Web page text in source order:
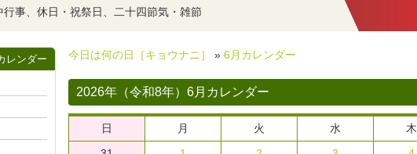
事、休日・祝祭日、二十四節気・雑節
今日は何の日［キョウナニ］ » 6月カレンダー
2026年（令和8年）6月カレンダー
日 月 火 水
木
レンダー